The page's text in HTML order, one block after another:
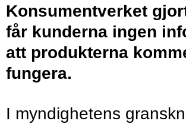
Konsumentverket
får kunderna ingen
att produkterna
fungera.
I myndighetens